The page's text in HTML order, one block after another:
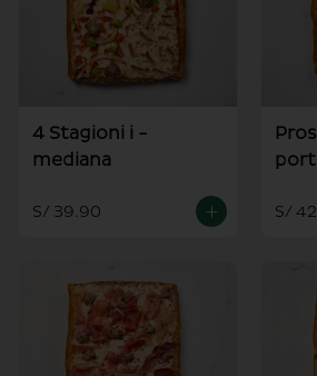
4 Stagioni i -
mediana
S/ 39.90 S/